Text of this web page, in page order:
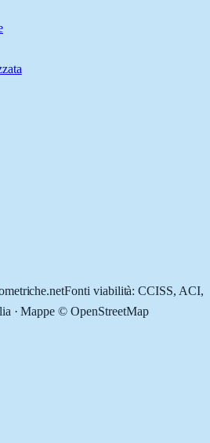
Fonti viabilità: CCISS, ACI,
· Mappe © OpenStreetMap